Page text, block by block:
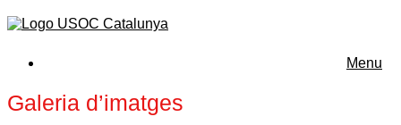
Menu
Galeria d’imatges